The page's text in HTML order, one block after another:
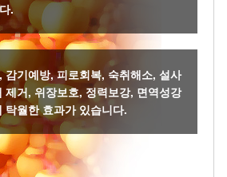
.
감기예방, 피로회복, 숙취해소, 설사
제거, 위장보호, 정력보강, 면역성강
탁월한 효과가 있습니다.